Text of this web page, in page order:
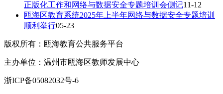
正版化工作和网络与数据安全专题培训会侧记11-12
瓯海区教育系统2025年上半年网络与数据安全专题培训
顺利举行05-23
版权所有：瓯海教育公共服务平台
主办单位：温州市瓯海区教师发展中心
浙ICP备05082032号-6